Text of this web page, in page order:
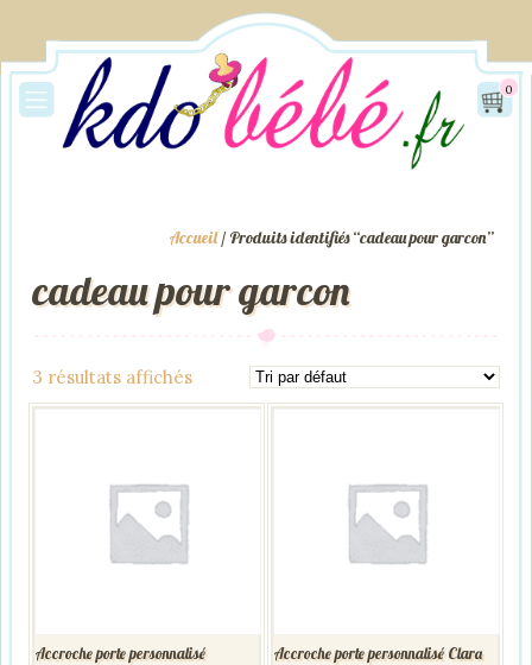
0
Accueil/ Produits identifiés “cadeau pour garcon”
cadeau pour garcon
3 résultats affichés
Accroche porte personnalisé
Accroche porte personnalisé Clara